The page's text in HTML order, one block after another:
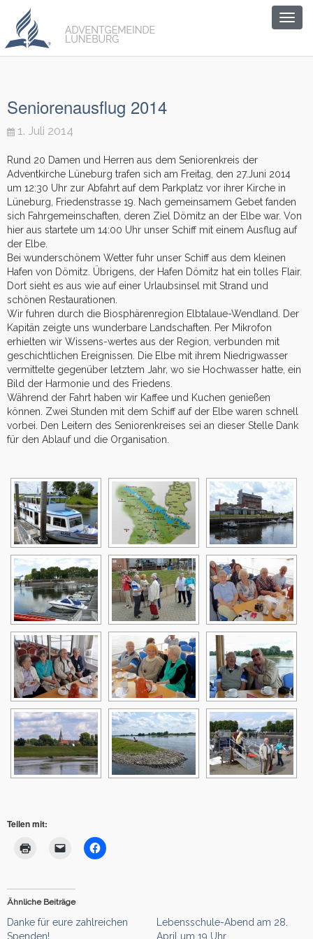
Seniorenausflug 2014
1. Juli 2014
Rund 20 Damen und Herren aus dem Seniorenkreis der
Adventkirche Lüneburg trafen sich am Freitag, den 27.Juni 2014
um 12:30 Uhr zur Abfahrt auf dem Parkplatz vor ihrer Kirche in
Lüneburg, Friedenstrasse 19. Nach gemeinsamem Gebet fanden
sich Fahrgemeinschaften, deren Ziel Dömitz an der Elbe war. Von
hier aus startete um 14:00 Uhr unser Schiff mit einem Ausflug auf
der Elbe.
Bei wunderschönem Wetter fuhr unser Schiff aus dem kleinen
Hafen von Dömitz. Übrigens, der Hafen Dömitz hat ein tolles Flair.
Dort sieht es aus wie auf einer Urlaubsinsel mit Strand und
schönen Restaurationen.
Wir fuhren durch die Biosphärenregion Elbtalaue-Wendland. Der
Kapitän zeigte uns wunderbare Landschaften. Per Mikrofon
erhielten wir Wissens-wertes aus der Region, verbunden mit
geschichtlichen Ereignissen. Die Elbe mit ihrem Niedrigwasser
vermittelte gegenüber letztem Jahr, wo sie Hochwasser hatte, ein
Bild der Harmonie und des Friedens.
Während der Fahrt haben wir Kaffee und Kuchen genießen
können. Zwei Stunden mit dem Schiff auf der Elbe waren schnell
vorbei. Den Leitern des Seniorenkreises sei an dieser Stelle Dank
für den Ablauf und die Organisation.
Teilen mit:
Ähnliche Beiträge
Danke für eure zahlreichen
Spenden!
Lebensschule-Abend am 28.
April um 19 Uhr